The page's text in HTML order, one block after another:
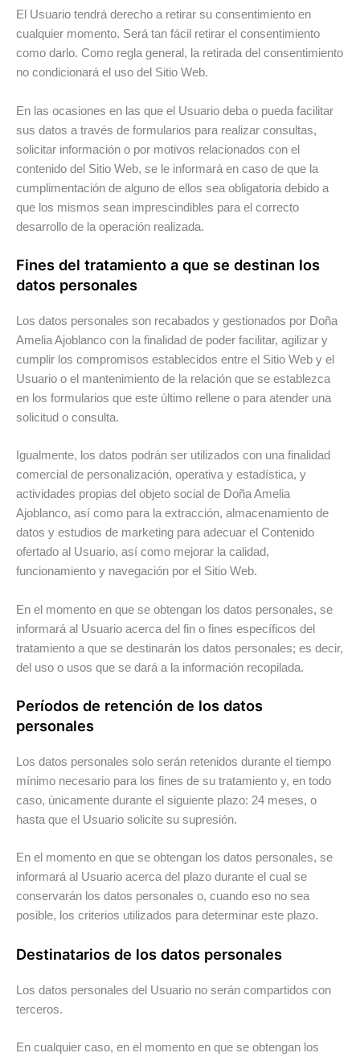
El Usuario tendrá derecho a retirar su consentimiento en
cualquier momento. Será tan fácil retirar el consentimiento
como darlo. Como regla general, la retirada del consentimiento
no condicionará el uso del Sitio Web.
En las ocasiones en las que el Usuario deba o pueda facilitar
sus datos a través de formularios para realizar consultas,
solicitar información o por motivos relacionados con el
contenido del Sitio Web, se le informará en caso de que la
cumplimentación de alguno de ellos sea obligatoria debido a
que los mismos sean imprescindibles para el correcto
desarrollo de la operación realizada.
Fines del tratamiento a que se destinan los
datos personales
Los datos personales son recabados y gestionados por Doña
Amelia Ajoblanco con la finalidad de poder facilitar, agilizar y
cumplir los compromisos establecidos entre el Sitio Web y el
Usuario o el mantenimiento de la relación que se establezca
en los formularios que este último rellene o para atender una
solicitud o consulta.
Igualmente, los datos podrán ser utilizados con una finalidad
comercial de personalización, operativa y estadística, y
actividades propias del objeto social de Doña Amelia
Ajoblanco, así como para la extracción, almacenamiento de
datos y estudios de marketing para adecuar el Contenido
ofertado al Usuario, así como mejorar la calidad,
funcionamiento y navegación por el Sitio Web.
En el momento en que se obtengan los datos personales, se
informará al Usuario acerca del fin o fines específicos del
tratamiento a que se destinarán los datos personales; es decir,
del uso o usos que se dará a la información recopilada.
Períodos de retención de los datos
personales
Los datos personales solo serán retenidos durante el tiempo
mínimo necesario para los fines de su tratamiento y, en todo
caso, únicamente durante el siguiente plazo: 24 meses, o
hasta que el Usuario solicite su supresión.
En el momento en que se obtengan los datos personales, se
informará al Usuario acerca del plazo durante el cual se
conservarán los datos personales o, cuando eso no sea
posible, los criterios utilizados para determinar este plazo.
Destinatarios de los datos personales
Los datos personales del Usuario no serán compartidos con
terceros.
En cualquier caso, en el momento en que se obtengan los